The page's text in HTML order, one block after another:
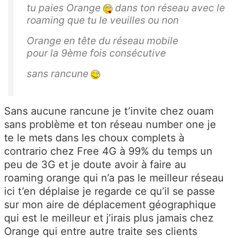
tu paies Orange
dans ton réseau avec le
roaming que tu le veuilles ou non
Orange en tête du réseau mobile
pour la 9ème fois consécutive
sans rancune
Sans aucune rancune je t’invite chez ouam
sans problème et ton réseau number one je
te le mets dans les choux complets à
contrario chez Free 4G à 99% du temps un
peu de 3G et je doute avoir à faire au
roaming orange qui n’a pas le meilleur réseau
ici t’en déplaise je regarde ce qu’il se passe
sur mon aire de déplacement géographique
qui est le meilleur et j’irais plus jamais chez
Orange qui entre autre traite ses clients